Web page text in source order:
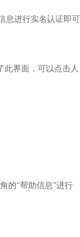
息进行实名认证即可
此界面，可以点击人
的“帮助信息”进行